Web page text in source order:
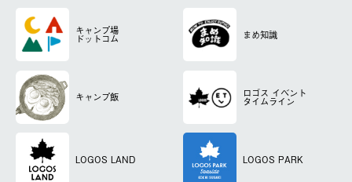
キャンプ場
ドットコム まめ知識
キャンプ飯 ロゴス イベント
タイムライン
LOGOS LAND LOGOS PARK